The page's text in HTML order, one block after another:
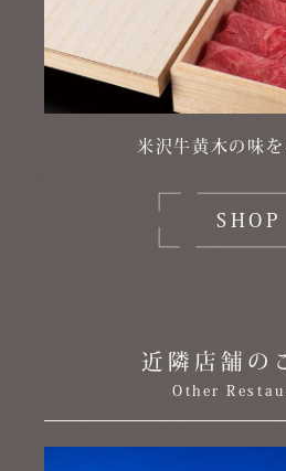
米沢牛黄木の味
SHOP
近隣店舗の
Other